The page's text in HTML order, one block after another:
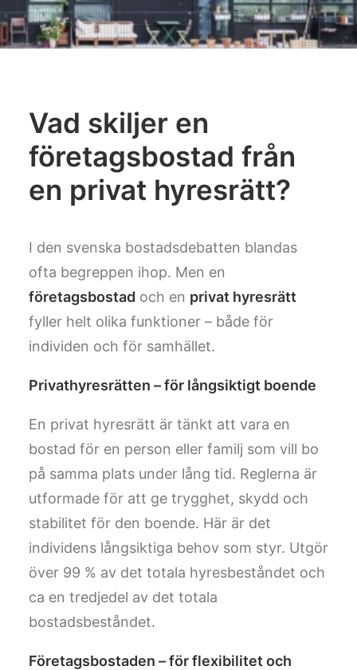
SEARCH
Vad skiljer en
företagsbostad från
en privat hyresrätt?
I den svenska bostadsdebatten blandas
ofta begreppen ihop. Men en
företagsbostad och en privat hyresrätt
fyller helt olika funktioner – både för
individen och för samhället.
Privathyresrätten – för långsiktigt boende
En privat hyresrätt är tänkt att vara en
bostad för en person eller familj som vill bo
på samma plats under lång tid. Reglerna är
utformade för att ge trygghet, skydd och
stabilitet för den boende. Här är det
individens långsiktiga behov som styr. Utgör
över 99 % av det totala hyresbeståndet och
ca en tredjedel av det totala
bostadsbeståndet.
Företagsbostaden – för flexibilitet och